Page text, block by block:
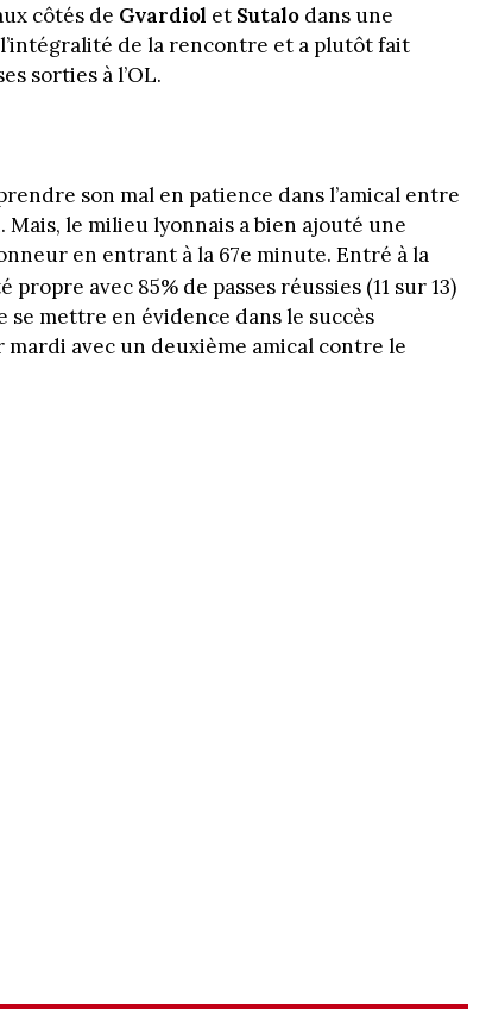
côtés de Gvardiol et Sutalo dans une
de la rencontre et a plutôt fait
sorties à l’OL.
son mal en patience dans l’amical entre
Mais, le milieu lyonnais a bien ajouté une
en entrant à la 67e minute. Entré à la
propre avec 85% de passes réussies (11 sur 13)
se mettre en évidence dans le succès
avec un deuxième amical contre le